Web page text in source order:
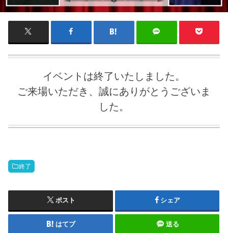
イベントは終了いたしました。
ご来場いただき、誠にありがとうございま
した。
終了
ポスト シェア
はてブ 送る